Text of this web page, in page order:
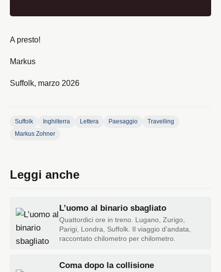
A presto!
Markus
Suffolk, marzo 2026
Suffolk Inghilterra Lettera Paesaggio
Travelling
Markus Zohner
Leggi anche
L’uomo al binario sbagliato
Quattordici ore in treno. Lugano, Zurigo,
Parigi, Londra, Suffolk. Il viaggio d’andata,
raccontato chilometro per chilometro.
Coma dopo la collisione